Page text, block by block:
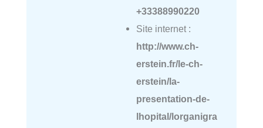
+33388990220
Site internet :
http://www.ch-
erstein.fr/le-ch-
erstein/la-
presentation-de-
lhopital/lorganigra